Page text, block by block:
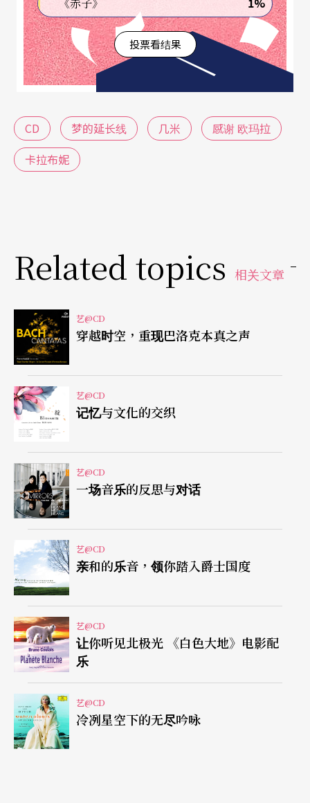
是拍湖滨风景，人物是悠然飘至的装饰，内页抱吉
他的照片是低首垂眉，只好从她修长的手臂和抚弦
的手指去推测音符……。
她是欧洲各大精品的指定代言人，是欧洲众多时尚
品牌全球广告的第一女主角。但我们可能还不知
道：她曾经荣获法国年度最佳女歌手奖，她的专辑
风，聆听之后才知，原来：她把得天独厚的美丽躯
她低回的嗓音却诉说一个美丽灵魂的音乐，专辑里
透露轻轻的忧郁、淡淡的慵懒、微微的性感；这是
一个截然回异于时尚杂志和炫耀亮片下的「卡拉布
妮」。
《感谢欧玛拉》 跨世纪的绕梁美声
美丽的珍藏，还有从艺超过六十周年，高龄七十八
的古巴歌手欧玛拉（Omara Portuondo），不以高
龄作为噱头宣传的欧玛拉，高音仍然极为乾净嘹
亮。若非细读资料，肯定会被她光滑的双手，超Cut
的脸部表情、身体语言「蒙」过去。欧玛拉十五岁
时就加入哈瓦那的夜总会作职业性演出，是音乐纪
录片《乐士浮生录》中的女伶，她的母亲是西班牙
人，父亲是古巴赫赫有名的棒球好手，临海的古巴
音乐受到爵士乐、探戈、波丽露（Bolero）、伦巴
（Rumba）的影响。出生于音乐世家的欧玛拉认为
古巴音乐是色彩缤纷的，她对音乐的执著，是一九
五九年卡斯楚的游击队进入哈瓦那时也坚持要继续
《赤子》
投票看结果
CD 梦的延长线 几米
感谢 欧玛拉
卡拉布妮
Related topics 相关文章
艺@CD
穿越时空，重现巴洛克本真之声
艺@CD
记忆与文化的交织
艺@CD
一场音乐的反思与对话
艺@CD
亲和的乐音，领你踏入爵士国度
艺@CD
让你听见北极光 《白色大地》电影配
乐
艺@CD
冷冽星空下的无尽吟咏